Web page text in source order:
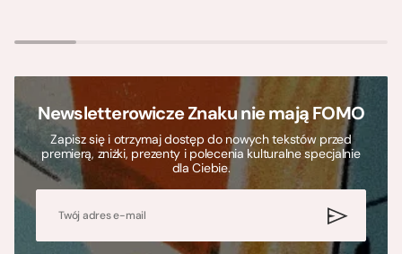
Newsletterowicze Znaku nie mają FOMO
Zapisz się i otrzymaj dostęp do nowych tekstów przed
premierą, zniżki, prezenty i polecenia kulturalne specjalnie
dla Ciebie.